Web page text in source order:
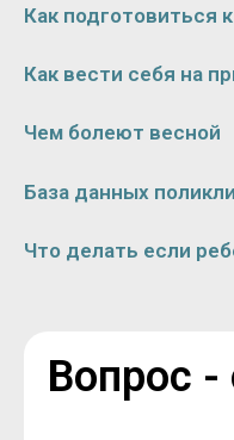
Как подготовиться
Как вести себя на
Чем болеют весной
База данных
Что делать если
Вопрос -